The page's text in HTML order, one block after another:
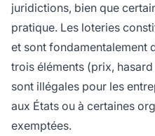
juridictions, bien que
pratique. Les loteries
et sont fondamentalement
trois éléments (prix,
sont illégales pour les
aux États ou à certaines
exemptées.